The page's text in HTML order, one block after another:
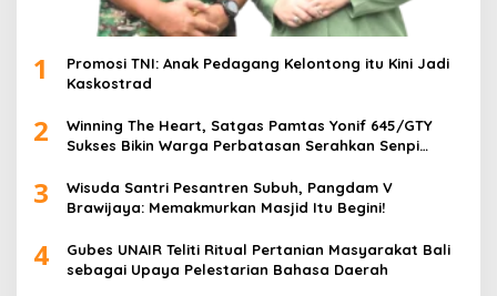
1
Promosi TNI: Anak Pedagang Kelontong itu Kini Jadi
Kaskostrad
2
Winning The Heart, Satgas Pamtas Yonif 645/GTY
Sukses Bikin Warga Perbatasan Serahkan Senpi
3
Wisuda Santri Pesantren Subuh, Pangdam V
Brawijaya: Memakmurkan Masjid Itu Begini!
4
Gubes UNAIR Teliti Ritual Pertanian Masyarakat Bali
sebagai Upaya Pelestarian Bahasa Daerah